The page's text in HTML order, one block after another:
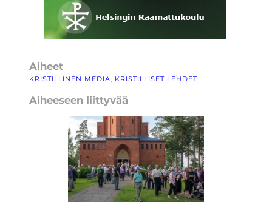
Aiheet
KRISTILLINEN MEDIA, KRISTILLISET LEHDET
Aiheeseen liittyvää